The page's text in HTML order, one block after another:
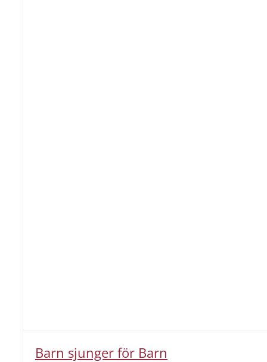
Barn sjunger för Barn